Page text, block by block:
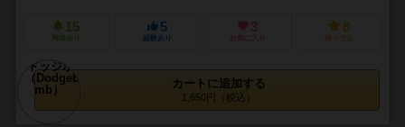
15
興味あり
5
経験あり
3
お気に入り
8
持ってる
カートに追加する
1,650円（税込）